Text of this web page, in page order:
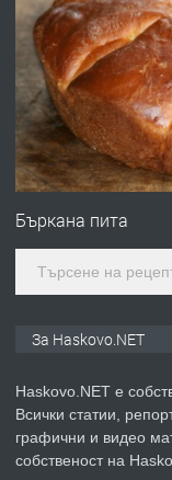
ПРЕДЛАГА
ПРЕДЛАГА
ПРЕДЛАГА
Бъркана пита
За Haskovo.NET
Haskovo.NET е
Всички статии,
графични и видео
собственост на